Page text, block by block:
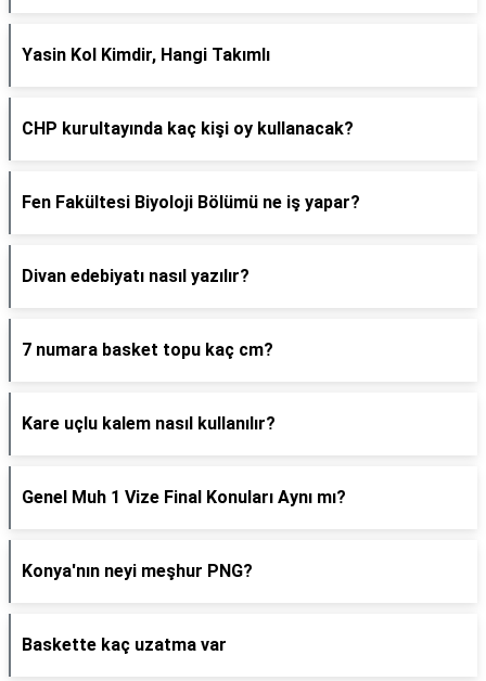
Yasin Kol Kimdir, Hangi Takımlı
CHP kurultayında kaç kişi oy kullanacak?
Fen Fakültesi Biyoloji Bölümü ne iş yapar?
Divan edebiyatı nasıl yazılır?
7 numara basket topu kaç cm?
Kare uçlu kalem nasıl kullanılır?
Genel Muh 1 Vize Final Konuları Aynı mı?
Konya'nın neyi meşhur PNG?
Baskette kaç uzatma var